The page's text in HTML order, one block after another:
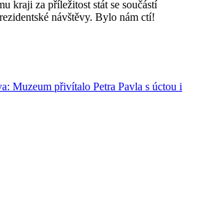
kraji za příležitost stát se součástí
návštěvy. Bylo nám ctí!